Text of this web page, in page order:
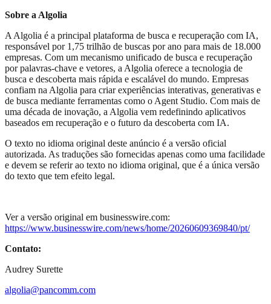
Sobre a Algolia
A Algolia é a principal plataforma de busca e recuperação com IA,
responsável por 1,75 trilhão de buscas por ano para mais de 18.000
empresas. Com um mecanismo unificado de busca e recuperação
por palavras-chave e vetores, a Algolia oferece a tecnologia de
busca e descoberta mais rápida e escalável do mundo. Empresas
confiam na Algolia para criar experiências interativas, generativas e
de busca mediante ferramentas como o Agent Studio. Com mais de
uma década de inovação, a Algolia vem redefinindo aplicativos
baseados em recuperação e o futuro da descoberta com IA.
O texto no idioma original deste anúncio é a versão oficial
autorizada. As traduções são fornecidas apenas como uma facilidade
e devem se referir ao texto no idioma original, que é a única versão
do texto que tem efeito legal.
Ver a versão original em businesswire.com:
https://www.businesswire.com/news/home/20260609369840/pt/
Contato:
Audrey Surette
algolia@pancomm.com